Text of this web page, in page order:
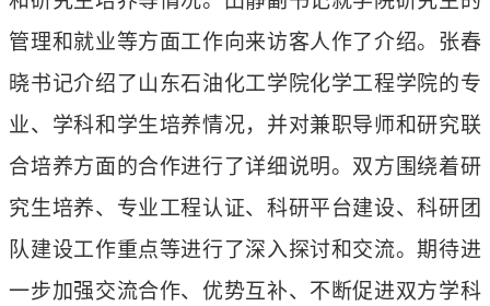
管理和就业等方面工作向来访客人作了介绍。张春
晓书记介绍了山东石油化工学院化学工程学院的专
业、学科和学生培养情况，并对兼职导师和研究联
合培养方面的合作进行了详细说明。双方围绕着研
究生培养、专业工程认证、科研平台建设、科研团
队建设工作重点等进行了深入探讨和交流。期待进
一步加强交流合作、优势互补、不断促进双方学科